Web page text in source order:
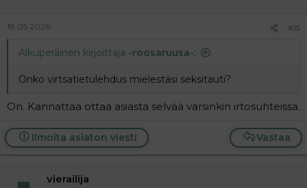
18.05.2026 #15
Alkuperäinen kirjoittaja -roosaruusa-:
Onko virtsatietulehdus mielestäsi seksitauti?
On. Kannattaa ottaa asiasta selvää varsinkin irtosuhteissa.
Vastaa
Ilmoita asiaton viesti
vierailija